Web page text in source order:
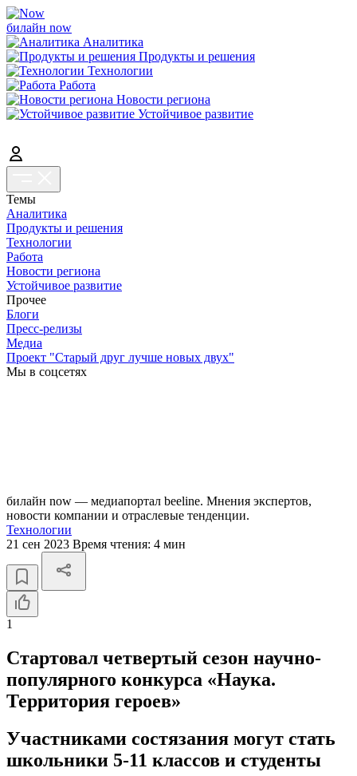
билайн now
Аналитика
Продукты и решения
Технологии
Работа
Новости региона
Устойчивое развитие
Темы
Аналитика
Продукты и решения
Технологии
Работа
Новости региона
Устойчивое развитие
Прочее
Блоги
Пресс-релизы
Медиа
Проект "Старый друг лучше новых двух"
Мы в соцсетях
билайн now — медиапортал beeline. Мнения экспертов,
новости компании и отраслевые тенденции.
Технологии
21 сен 2023 Время чтения: 4 мин
1
Стартовал четвертый сезон научно-
популярного конкурса «Наука.
Территория героев»
Участниками состязания могут стать
школьники 5-11 классов и студенты